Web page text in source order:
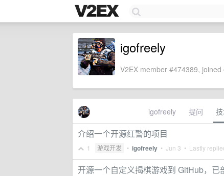
igofreely
V2EX member #474389,
igofreely 提问
介绍一个开源红警的项目
1 游戏开发 • igofreely • Jun 3 • Lastly
开源一个自定义揭棋游戏到 GitHub，